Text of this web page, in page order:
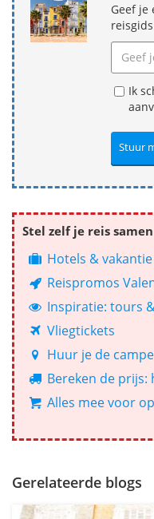
Geef je
Ik
Stel zelf je reis samen
Hotels &
Reispromos
Inspiratie: tours
Vliegtickets
Huur je de
Bereken de
Alles mee voor
Gerelateerde blogs